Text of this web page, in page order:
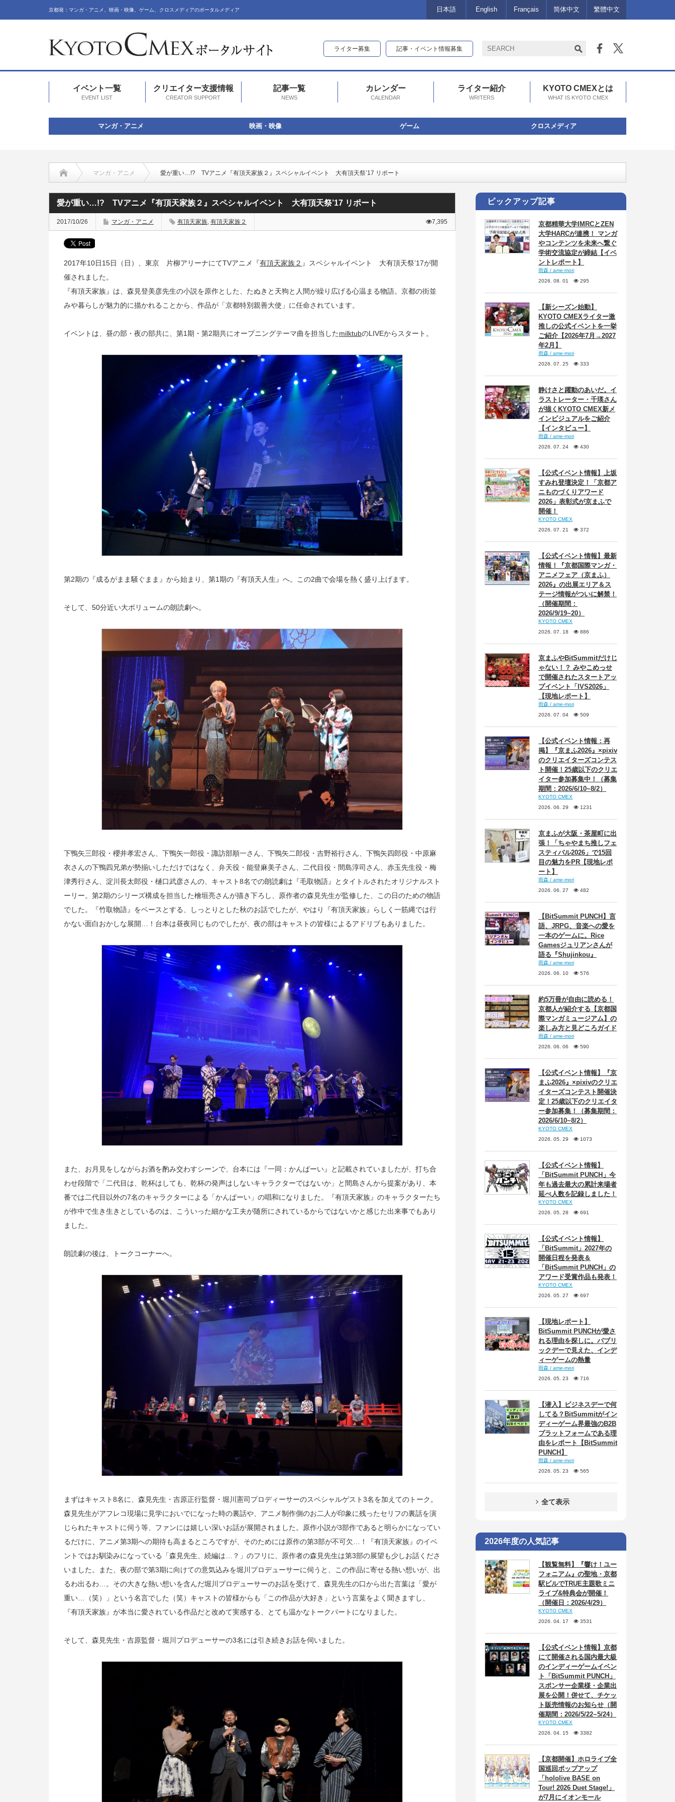
京都発：マンガ・アニメ、映画・映像、ゲーム、クロスメディアのポータルメディア 日本語 English Français 简体中文 繁體中文
ライター募集 記事・イベント情報募集
イベント一覧
EVENT LIST
クリエイター支援情報
CREATOR SUPPORT
記事一覧
NEWS
カレンダー
CALENDAR
ライター紹介
WRITERS
KYOTO CMEXとは
WHAT IS KYOTO CMEX
マンガ・アニメ 映画・映像 ゲーム クロスメディア
マンガ・アニメ 愛が重い…!? TVアニメ『有頂天家族２』スペシャルイベント 大有頂天祭’17 リポート
愛が重い…!? TVアニメ『有頂天家族２』スペシャルイベント 大有頂天祭’17 リポート
2017/10/26 マンガ・アニメ 有頂天家族, 有頂天家族２ 7,395
2017年10日15日（日）、東京 片柳アリーナにてTVアニメ『有頂天家族２ 』スペシャルイベント 大有頂天祭’17が開
催されました。
『有頂天家族』は、森見登美彦先生の小説を原作とした、たぬきと天狗と人間が繰り広げる心温まる物語。京都の街並
みや暮らしが魅力的に描かれることから、作品が「京都特別親善大使」に任命されています。
イベントは、昼の部・夜の部共に、第1期・第2期共にオープニングテーマ曲を担当したmilktubのLIVEからスタート。
第2期の『成るがまま騒ぐまま』から始まり、第1期の『有頂天人生』へ。この2曲で会場を熱く盛り上げます。
そして、50分近い大ボリュームの朗読劇へ。
下鴨矢三郎役・櫻井孝宏さん、下鴨矢一郎役・諏訪部順一さん、下鴨矢二郎役・吉野裕行さん、下鴨矢四郎役・中原麻
衣さんの下鴨四兄弟が勢揃いしただけではなく、弁天役・能登麻美子さん、二代目役・間島淳司さん、赤玉先生役・梅
津秀行さん、淀川長太郎役・樋口武彦さんの、キャスト8名での朗読劇は『毛取物語』とタイトルされたオリジナルスト
ーリー。第2期のシリーズ構成を担当した檜垣亮さんが描き下ろし、原作者の森見先生が監修した、この日のための物語
でした。『竹取物語』をベースとする、しっとりとした秋のお話でしたが、やはり『有頂天家族』らしく一筋縄では行
かない面白おかしな展開…！台本は昼夜同じものでしたが、夜の部はキャストの皆様によるアドリブもありました。
また、お月見をしながらお酒を酌み交わすシーンで、台本には『一同：かんぱーい』と記載されていましたが、打ち合
わせ段階で「二代目は、乾杯はしても、乾杯の発声はしないキャラクターではないか」と間島さんから提案があり、本
番では二代目以外の7名のキャラクターによる「かんぱーい」の唱和になりました。『有頂天家族』のキャラクターたち
が作中で生き生きとしているのは、こういった細かな工夫が随所にされているからではないかと感じた出来事でもあり
ました。
朗読劇の後は、トークコーナーへ。
まずはキャスト8名に、森見先生・吉原正行監督・堀川憲司プロディーサーのスペシャルゲスト3名を加えてのトーク。
森見先生がアフレコ現場に見学においでになった時の裏話や、アニメ制作側のお二人が印象に残ったセリフの裏話を演
じられたキャストに伺う等、ファンには嬉しい深いお話が展開されました。原作小説が3部作であると明らかになってい
るだけに、アニメ第3期への期待も高まるところですが、そのためには原作の第3部が不可欠…！『有頂天家族』のイベ
ントではお馴染みになっている「森見先生、続編は…？」のフリに、原作者の森見先生は第3部の展望も少しお話くださ
いました。また、夜の部で第3期に向けての意気込みを堀川プロデューサーに伺うと、この作品に寄せる熱い想いが、出
るわ出るわ…。その大きな熱い想いを含んだ堀川プロデューサーのお話を受けて、森見先生の口から出た言葉は「愛が
重い…（笑）」という名言でした（笑）キャストの皆様からも「この作品が大好き」という言葉をよく聞きますし、
『有頂天家族』が本当に愛されている作品だと改めて実感する、とても温かなトークパートになりました。
そして、森見先生・吉原監督・堀川プロデューサーの3名には引き続きお話を伺いました。
ピックアップ記事
京都精華大学IMRCとZEN
大学HARCが連携！ マンガ
やコンテンツを未来へ繋ぐ
学術交流協定が締結【イベ
ントレポート】
雨森 / ame-mori
2026. 08. 01
295
【新シーズン始動】
KYOTO CMEXライター激
推しの公式イベントを一挙
ご紹介【2026年7月→2027
年2月】
雨森 / ame-mori
2026. 07. 25
333
静けさと躍動のあいだ。イ
ラストレーター・千瑛さん
が描くKYOTO CMEX新メ
インビジュアルをご紹介
【インタビュー】
雨森 / ame-mori
2026. 07. 24
430
【公式イベント情報】上坂
すみれ登壇決定！「京都ア
ニものづくりアワード
2026」表彰式が京まふで
開催！
KYOTO CMEX
2026. 07. 21
372
【公式イベント情報】最新
情報！『京都国際マンガ・
アニメフェア（京まふ）
2026』の出展エリア＆ス
テージ情報がついに解禁！
（開催期間：
2026/9/19~20）
KYOTO CMEX
2026. 07. 18
886
京まふやBitSummitだけじ
ゃない！？ みやこめっせ
で開催されたスタートアッ
プイベント「IVS2026」
【現地レポート】
雨森 / ame-mori
2026. 07. 04
509
【公式イベント情報：再
掲】『京まふ2026』×pixiv
のクリエイターズコンテス
ト開催！25歳以下のクリエ
イター参加募集中！（募集
期間：2026/6/10~8/2）
KYOTO CMEX
2026. 06. 29
1231
京まふが大阪・茶屋町に出
張！「ちゃやまち推しフェ
スティバル2026」で15回
目の魅力をPR【現地レポ
ート】
雨森 / ame-mori
2026. 06. 27
482
【BitSummit PUNCH】言
語、JRPG、音楽への愛を
一本のゲームに。Rice
Gamesジュリアンさんが
語る『Shujinkou』
雨森 / ame-mori
2026. 06. 10
576
約5万冊が自由に読める！
京都人が紹介する【京都国
際マンガミュージアム】の
楽しみ方と見どころガイド
雨森 / ame-mori
2026. 06. 06
590
【公式イベント情報】『京
まふ2026』×pixivのクリエ
イターズコンテスト開催決
定！25歳以下のクリエイタ
ー参加募集！（募集期間：
2026/6/10~8/2）
KYOTO CMEX
2026. 05. 29
1073
【公式イベント情報】
「BitSummit PUNCH」今
年も過去最大の累計来場者
延べ人数を記録しました！
KYOTO CMEX
2026. 05. 28
691
【公式イベント情報】
「BitSummit」2027年の
開催日程を発表＆
「BitSummit PUNCH」の
アワード受賞作品も発表！
KYOTO CMEX
2026. 05. 27
697
【現地レポート】
BitSummit PUNCHが愛さ
れる理由を探しに。パブリ
ックデーで見えた、インデ
ィーゲームの熱量
雨森 / ame-mori
2026. 05. 23
716
【潜入】ビジネスデーで何
してる？BitSummitがイン
ディーゲーム界最強のB2B
プラットフォームである理
由をレポート【BitSummit
PUNCH】
雨森 / ame-mori
2026. 05. 23
565
全て表示
2026年度の人気記事
【観覧無料】『響け！ユー
フォニアム』の聖地・京都
駅ビルでTRUE主題歌ミニ
ライブ&特典会が開催！
（開催日：2026/4/29）
KYOTO CMEX
2026. 04. 17
3531
【公式イベント情報】京都
にて開催される国内最大級
のインディーゲームイベン
ト「BitSummit PUNCH」
スポンサー企業様・企業出
展を公開！併せて、チケッ
ト販売情報のお知らせ（開
催期間：2026/5/22~5/24）
KYOTO CMEX
2026. 04. 15
3382
【京都開催】ホロライブ全
国巡回ポップアップ
「hololive BASE on
Tour! 2026 Duet Stage!」
が7月にイオンモール